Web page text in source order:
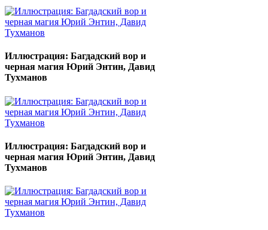
Иллюстрация: Багдадский вор и
черная магия Юрий Энтин, Давид
Тухманов
Иллюстрация: Багдадский вор и
черная магия Юрий Энтин, Давид
Тухманов